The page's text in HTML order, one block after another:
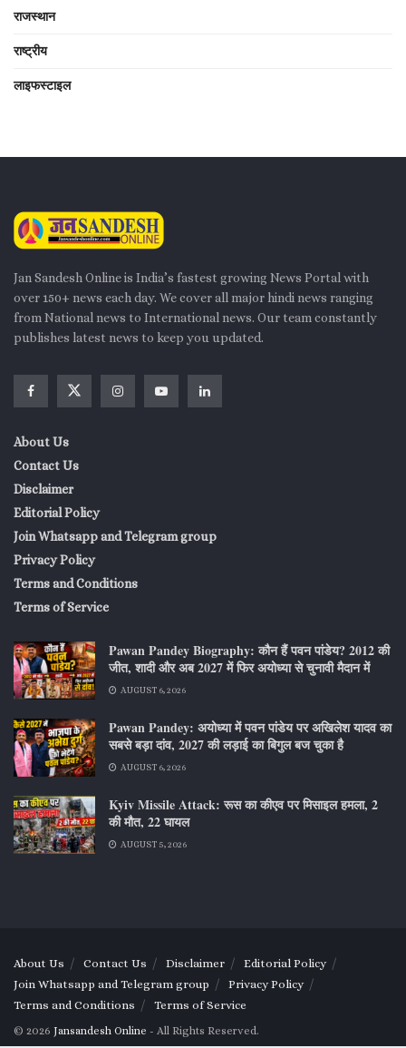
राजस्थान
राष्ट्रीय
लाइफस्टाइल
Jan Sandesh Online is India’s fastest growing News Portal with
over 150+ news each day. We cover all major hindi news ranging
from National news to International news. Our team constantly
publishes latest news to keep you updated.
About Us
Contact Us
Disclaimer
Editorial Policy
Join Whatsapp and Telegram group
Privacy Policy
Terms and Conditions
Terms of Service
Pawan Pandey Biography: कौन हैं पवन पांडेय? 2012 की
जीत, शादी और अब 2027 में फिर अयोध्या से चुनावी मैदान में
AUGUST 6, 2026
Pawan Pandey: अयोध्या में पवन पांडेय पर अखिलेश यादव का
सबसे बड़ा दांव, 2027 की लड़ाई का बिगुल बज चुका है
AUGUST 6, 2026
Kyiv Missile Attack: रूस का कीएव पर मिसाइल हमला, 2
की मौत, 22 घायल
AUGUST 5, 2026
About Us Contact Us Disclaimer
Editorial Policy
Join Whatsapp and Telegram group
Privacy Policy
Terms and Conditions
Terms of Service
© 2026 Jansandesh Online - All Rights Reserved.